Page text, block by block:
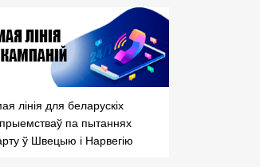
лінія для беларускіх
па пытаннях
ў Швецыю і Нарвегію